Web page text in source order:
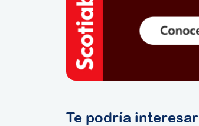
Te podría interesar